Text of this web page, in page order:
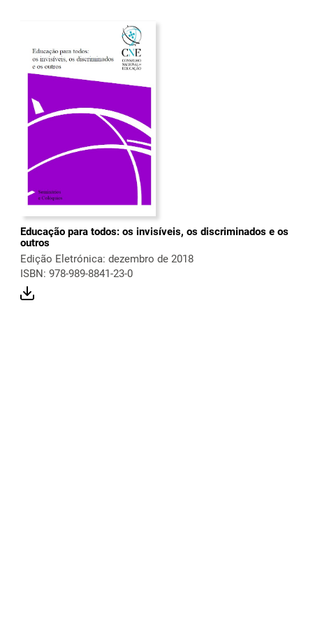
Educação para todos: os invisíveis, os discriminados e os
outros
Edição Eletrónica: dezembro de 2018
ISBN: 978-989-8841-23-0